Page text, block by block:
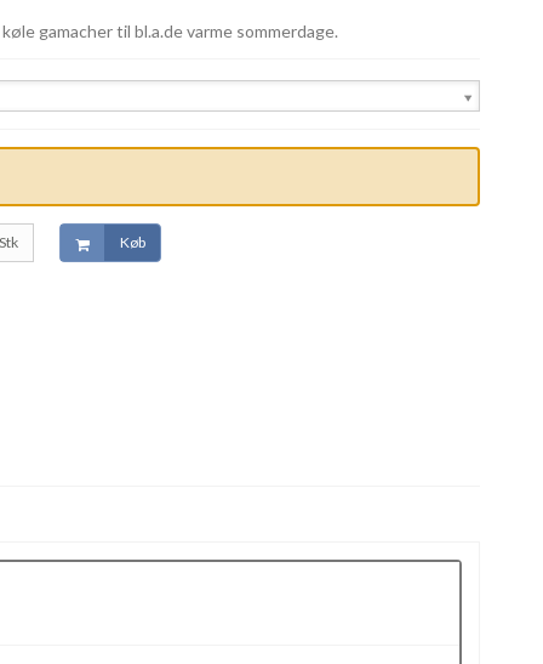
gamacher til bl.a.de varme sommerdage.
Køb